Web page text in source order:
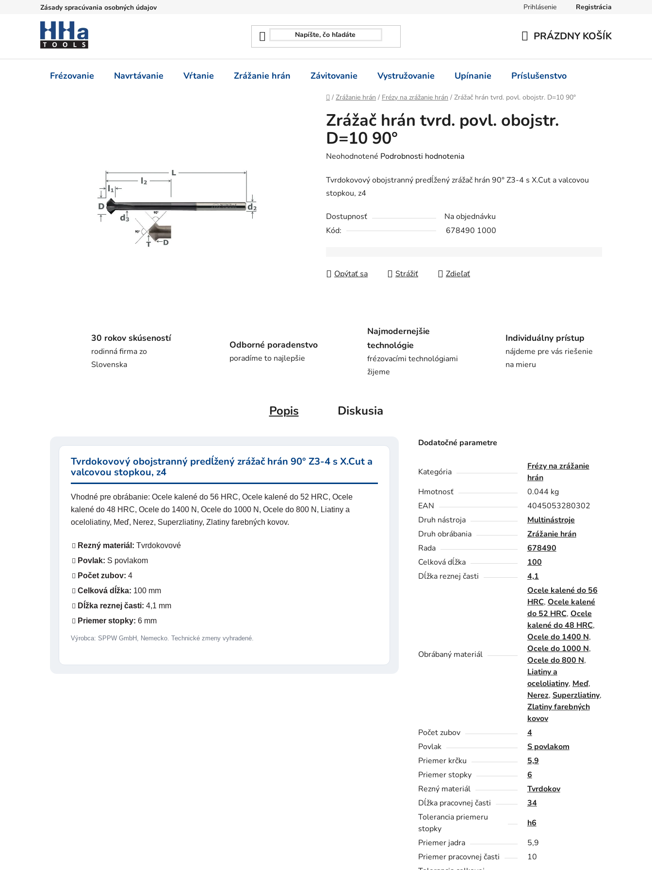
Zásady spracúvania osobných údajov Prihlásenie Registrácia
KOŠÍK
PRÁZDNY KOŠÍK
Frézovanie Navrtávanie Vŕtanie Zrážanie hrán Závitovanie Vystružovanie Upínanie Príslušenstvo
Domov
/ Zrážanie hrán / Frézy na zrážanie hrán / Zrážač hrán tvrd. povl. obojstr. D=10 90°
Zrážač hrán tvrd. povl. obojstr.
D=10 90°
Priemerné
produktu
je
z
5
Neohodnotené Podrobnosti hodnotenia
Tvrdokovový obojstranný predĺžený zrážač hrán 90° Z3-4 s X.Cut a valcovou
stopkou, z4
Dostupnosť
Na objednávku
Kód:
678490 1000
Opýtať sa Strážiť Zdieľať
30 rokov skúseností
rodinná firma zo
Slovenska
Odborné poradenstvo
poradíme to najlepšie
Najmodernejšie
technológie
frézovacími technológiami
žijeme
Individuálny prístup
nájdeme pre vás riešenie
na mieru
Popis Diskusia
Tvrdokovový obojstranný predĺžený zrážač hrán 90° Z3-4 s X.Cut a
valcovou stopkou, z4
Vhodné pre obrábanie: Ocele kalené do 56 HRC, Ocele kalené do 52 HRC, Ocele
kalené do 48 HRC, Ocele do 1400 N, Ocele do 1000 N, Ocele do 800 N, Liatiny a
oceloliatiny, Meď, Nerez, Superzliatiny, Zlatiny farebných kovov.
Rezný materiál: Tvrdokovové
Povlak: S povlakom
Počet zubov: 4
Celková dĺžka: 100 mm
Dĺžka reznej časti: 4,1 mm
Priemer stopky: 6 mm
Výrobca: SPPW GmbH, Nemecko. Technické zmeny vyhradené.
Dodatočné parametre
Kategória
Frézy na zrážanie
hrán
Hmotnosť
0.044 kg
EAN
4045053280302
Druh nástroja
Multinástroje
Druh obrábania
Zrážanie hrán
Rada
678490
Celková dĺžka
100
Dĺžka reznej časti
4,1
Obrábaný materiál
Ocele kalené do 56
HRC, Ocele kalené
do 52 HRC, Ocele
kalené do 48 HRC,
Ocele do 1400 N,
Ocele do 1000 N,
Ocele do 800 N,
Liatiny a
oceloliatiny, Meď,
Nerez, Superzliatiny,
Zlatiny farebných
kovov
Počet zubov
4
Povlak
S povlakom
Priemer krčku
5,9
Priemer stopky
6
Rezný materiál
Tvrdokov
Dĺžka pracovnej časti
34
Tolerancia priemeru
stopky
h6
Priemer jadra
5,9
Priemer pracovnej časti
10